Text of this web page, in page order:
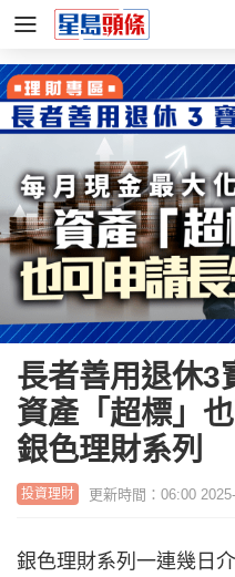
長者善用退休3
資產「超標」
銀色理財系列
投資理財 更新時間：06:00
銀色理財系列一連幾日